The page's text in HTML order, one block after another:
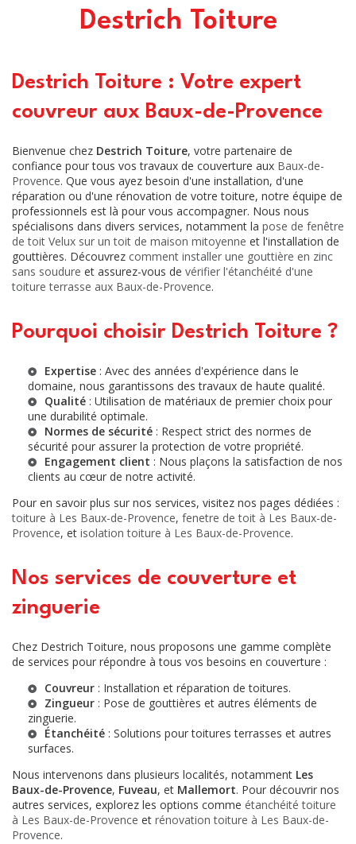
Destrich Toiture
Destrich Toiture : Votre expert
couvreur aux Baux-de-Provence
Bienvenue chez Destrich Toiture, votre partenaire de
confiance pour tous vos travaux de couverture aux Baux-de-
Provence. Que vous ayez besoin d'une installation, d'une
réparation ou d'une rénovation de votre toiture, notre équipe de
professionnels est là pour vous accompagner. Nous nous
spécialisons dans divers services, notamment la pose de fenêtre
de toit Velux sur un toit de maison mitoyenne et l'installation de
gouttières. Découvrez comment installer une gouttière en zinc
sans soudure et assurez-vous de vérifier l'étanchéité d'une
toiture terrasse aux Baux-de-Provence.
Pourquoi choisir Destrich Toiture ?
Expertise : Avec des années d'expérience dans le
domaine, nous garantissons des travaux de haute qualité.
Qualité : Utilisation de matériaux de premier choix pour
une durabilité optimale.
Normes de sécurité : Respect strict des normes de
sécurité pour assurer la protection de votre propriété.
Engagement client : Nous plaçons la satisfaction de nos
clients au cœur de notre activité.
Pour en savoir plus sur nos services, visitez nos pages dédiées :
toiture à Les Baux-de-Provence, fenetre de toit à Les Baux-de-
Provence, et isolation toiture à Les Baux-de-Provence.
Nos services de couverture et
zinguerie
Chez Destrich Toiture, nous proposons une gamme complète
de services pour répondre à tous vos besoins en couverture :
Couvreur : Installation et réparation de toitures.
Zingueur : Pose de gouttières et autres éléments de
zinguerie.
Étanchéité : Solutions pour toitures terrasses et autres
surfaces.
Nous intervenons dans plusieurs localités, notamment Les
Baux-de-Provence, Fuveau, et Mallemort. Pour découvrir nos
autres services, explorez les options comme étanchéité toiture
à Les Baux-de-Provence et rénovation toiture à Les Baux-de-
Provence.